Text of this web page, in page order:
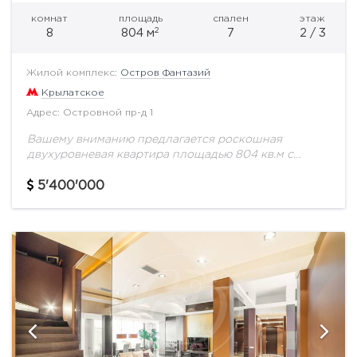
комнат
8
площадь
804 м2
спален
7
этаж
2 / 3
Жилой комплекс: Остров Фантазий
Крылатское
Адрес: Островной пр-д 1
Вашему вниманию предлагается роскошная
двухуровневая квартира площадью 804 кв.м с
стиле от дизайнера с мировым именем. Потолки в
5'400'000